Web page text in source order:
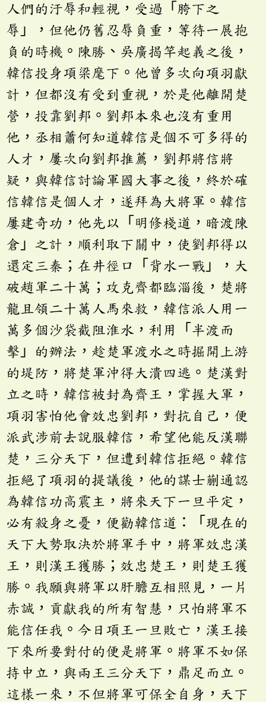
人們的汙辱和輕視，受過「胯下之
辱」，但他仍舊忍辱負重，等待一展抱
負的時機。陳勝、吳廣揭竿起義之後，
韓信投身項梁麾下。他曾多次向項羽獻
計，但都沒有受到重視，於是他離開楚
營，投靠劉邦。劉邦本來也沒有重用
他，丞相蕭何知道韓信是個不可多得的
人才，屢次向劉邦推薦，劉邦將信將
疑，與韓信討論軍國大事之後，終於確
信韓信是個人才，遂拜為大將軍。韓信
屢建奇功，他先以「明修棧道，暗渡陳
倉」之計，順利取下關中，使劉邦得以
還定三秦；在井徑口「背水一戰」，大
破趙軍二十萬；攻克齊都臨淄後，楚將
龍且領二十萬人馬來救，韓信派人用一
萬多個沙袋截阻淮水，利用「半渡而
擊」的辦法，趁楚軍渡水之時掘開上游
的堤防，將楚軍沖得大潰四逃。楚漢對
立之時，韓信被封為齊王，掌握大軍，
項羽害怕他會效忠劉邦，對抗自己，便
派武涉前去說服韓信，希望他能反漢聯
楚，三分天下，但遭到韓信拒絕。韓信
拒絕了項羽的提議後，他的謀士蒯通認
為韓信功高震主，將來天下一旦平定，
必有殺身之憂，便勸韓信道：「現在的
天下大勢取決於將軍手中，將軍效忠漢
王，則漢王獲勝；效忠楚王，則楚王獲
勝。我願與將軍以肝膽互相照見，一片
赤誠，貢獻我的所有智慧，只怕將軍不
能信任我。今日項王一旦敗亡，漢王接
下來所要對付的便是將軍。將軍不如保
持中立，與兩王三分天下，鼎足而立。
這樣一來，不但將軍可保全自身，天下